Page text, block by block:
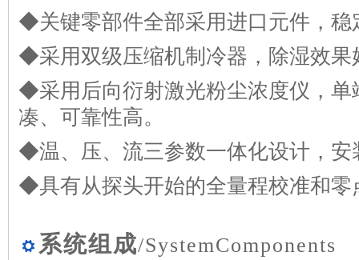
◆关键零部件全部采用进口元件，稳
◆采用双级压缩机制冷器，除湿效果
◆采用后向衍射激光粉尘浓度仪，单
凑、可靠性高。
◆温、压、流三参数一体化设计，安
◆具有从探头开始的全量程校准和零
系统组成/SystemComponents